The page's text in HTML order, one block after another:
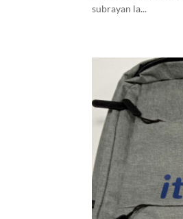
subrayan la...